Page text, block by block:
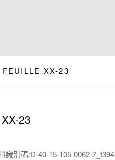
FEUILLE XX-23
23
識別碼:D-40-15-105-0062-7_t394